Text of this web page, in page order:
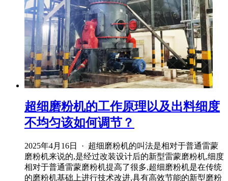
超细磨粉机的工作原理以及出料细度
不均匀该如何调节？
2025年4月16日 · 超细磨粉机的叫法是相对于普通雷蒙
磨粉机来说的,是经过改装设计后的新型雷蒙磨粉机,细度
相对于普通雷蒙磨粉机提高了很多,超细磨粉机是在传统
的磨粉机基础上进行技术改进,具有高效节能的新型磨粉